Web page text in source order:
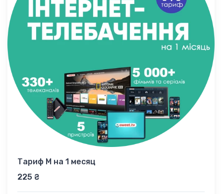
Тариф М на 1 месяц
225 ₴